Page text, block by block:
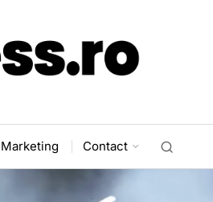
Marketing Contact